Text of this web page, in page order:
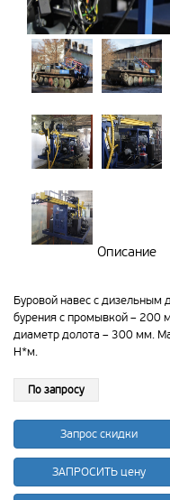
Описание
Буровой навес с дизельным
бурения с промывкой – 200
диаметр долота – 300 мм.
Н*м.
По запросу
Запрос скидки
ЗАПРОСИТЬ цену